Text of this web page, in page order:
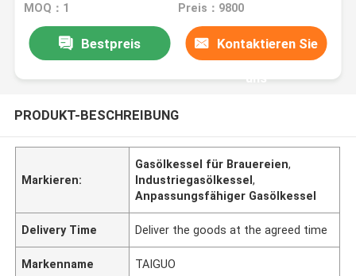
MOQ：1 Preis：9800
Bestpreis Kontaktieren Sie
uns
PRODUKT-BESCHREIBUNG
Markieren:
Gasölkessel für Brauereien,
Industriegasölkessel,
Anpassungsfähiger Gasölkessel
Delivery Time Deliver the goods at the agreed time
Markenname TAIGUO